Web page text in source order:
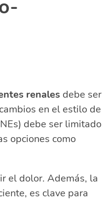
renales debe ser
en el estilo de
debe ser limitado
opciones como
el dolor. Además, la
es clave para